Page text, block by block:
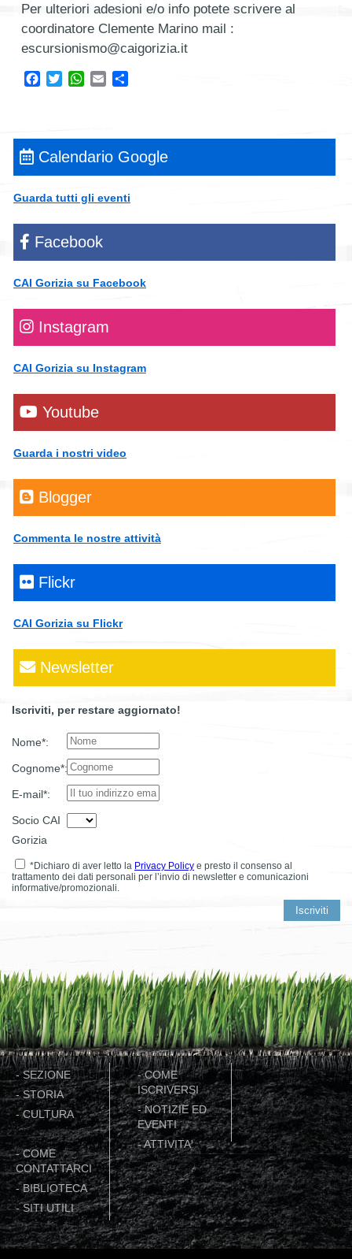
Per ulteriori adesioni e/o info potete scrivere al
coordinatore Clemente Marino mail :
escursionismo@caigorizia.it
Facebook
TwitterWhatsApp
Email
Calendario Google
Guarda tutti gli eventi
Facebook
CAI Gorizia su Facebook
Instagram
CAI Gorizia su Instagram
Youtube
Guarda i nostri video
Blogger
Commenta le nostre attività
Flickr
CAI Gorizia su Flickr
Newsletter
Iscriviti, per restare aggiornato!
Nome*:
Cognome*:
E-mail*:
Socio CAI
Gorizia
*Dichiaro di aver letto la Privacy Policy e presto il consenso al
trattamento dei dati personali per l’invio di newsletter e comunicazioni
informative/promozionali.
-SEZIONE
-STORIA
-CULTURA
-COME
ISCRIVERSI
-NOTIZIE ED
EVENTI
-ATTIVITA'
-COME
CONTATTARCI
-BIBLIOTECA
-SITI UTILI